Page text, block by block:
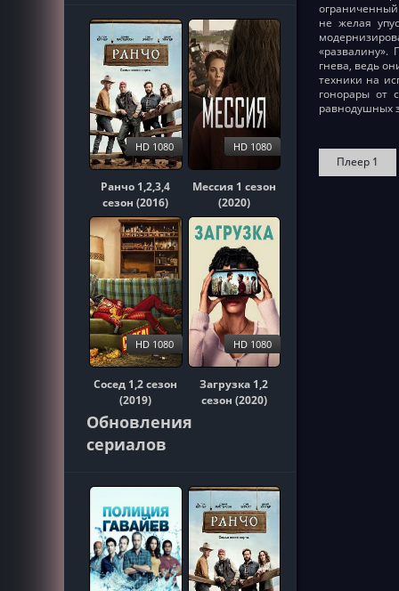
Ранчо 1,2,3,4
сезон (2016)
HD 1080
Мессия 1 сезон
(2020)
HD 1080
Сосед 1,2 сезон
(2019)
HD 1080
Загрузка 1,2
сезон (2020)
HD 1080
Обновления
сериалов
не желая
«развалину».
гнева, ведь
техники на
гонорары от
равнодушных
Плеер 1